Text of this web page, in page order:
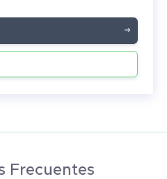
Frecuentes